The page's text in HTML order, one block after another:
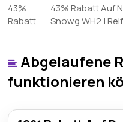
43%
Rabatt
43% Rabatt Auf
Snowg WH2 |
Abgelaufene
funktionieren